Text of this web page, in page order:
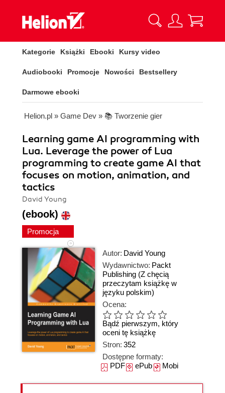
Kategorie Książki Ebooki Kursy video
Audiobooki Promocje Nowości Bestsellery
Darmowe ebooki
Helion.pl » Game Dev » 📚 Tworzenie gier
Learning game AI programming with
Lua. Leverage the power of Lua
programming to create game AI that
focuses on motion, animation, and
tactics
David Young
(ebook)
Promocja
Autor: David Young
Wydawnictwo: Packt
Publishing (Z chęcią
przeczytam książkę w
języku polskim)
Ocena:
Bądź pierwszym, który
oceni tę książkę
Stron: 352
Dostępne formaty:
PDFePubMobi